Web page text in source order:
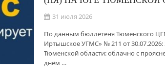
31 июля 2026
По данным бюллетеня Тюменского
Иртышское УГМС» № 211 от
Тюменской области: облачно с
днём …